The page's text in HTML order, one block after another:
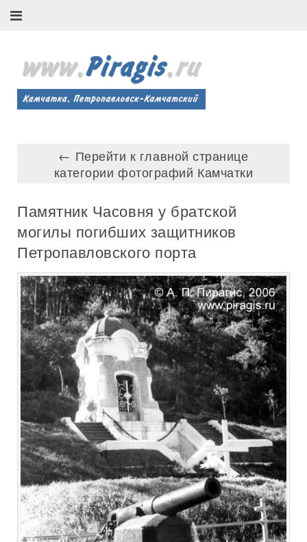
← Перейти к главной странице
категории фотографий Камчатки
Памятник Часовня у братской
могилы погибших защитников
Петропавловского порта